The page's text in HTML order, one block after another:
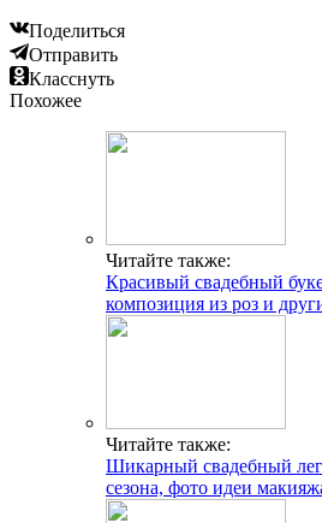
Поделиться
Отправить
Класснуть
Похожее
Читайте также:
Красивый свадебный
композиция из роз и
Читайте также:
Шикарный свадебный
сезона, фото идеи